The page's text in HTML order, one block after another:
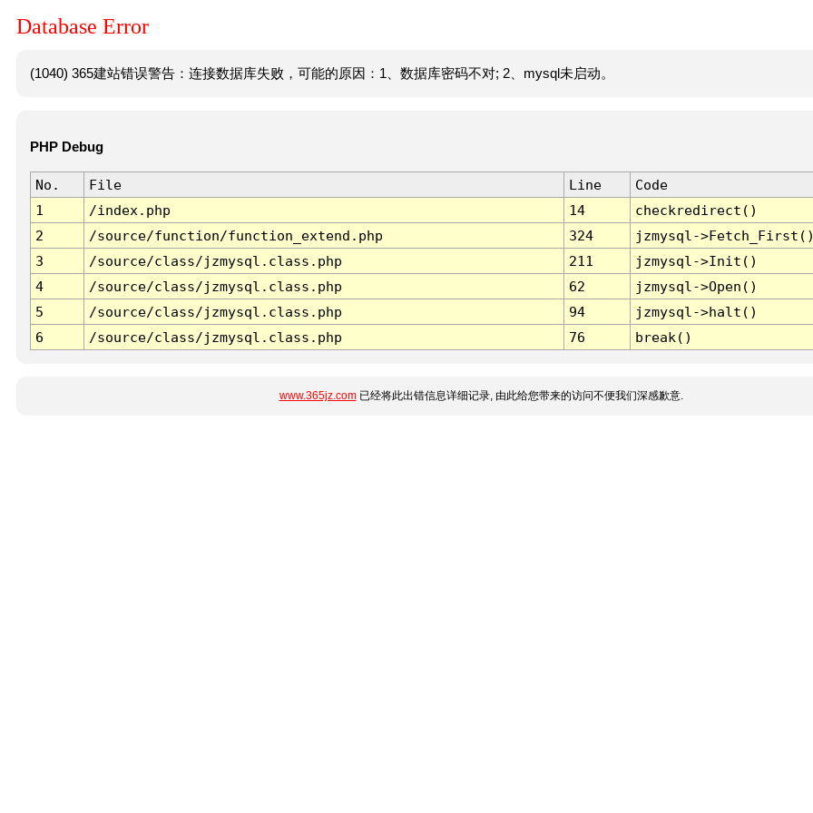
Database Error
(1040) 365建站错误警告：连接数据库失败，可能的原因：1、数据库密码不对; 2、mysql未启动。
PHP Debug
No. File Line
Code
1
/index.php 14
checkredirect()
2
/source/function/function_extend.php 324
jzmysql-
3
/source/class/jzmysql.class.php 211
jzmysql->Init()
4
/source/class/jzmysql.class.php 62
jzmysql->Open()
5
/source/class/jzmysql.class.php 94
jzmysql->halt()
6
/source/class/jzmysql.class.php 76 break()
www.365jz.com已经将此出错信息详细记录, 由此给您带来的访问不便我们深感歉意.